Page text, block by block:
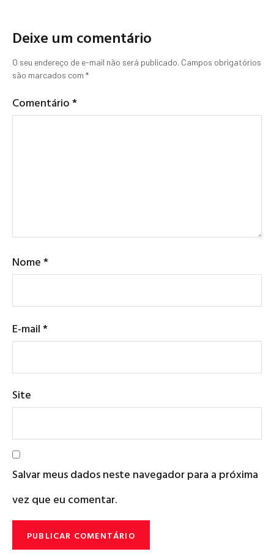
Deixe um comentário
O seu endereço de e-mail não será publicado. Campos obrigatórios
são marcados com *
Comentário*
Nome*
E-mail*
Site
Salvar meus dados neste navegador para a próxima
vez que eu comentar.